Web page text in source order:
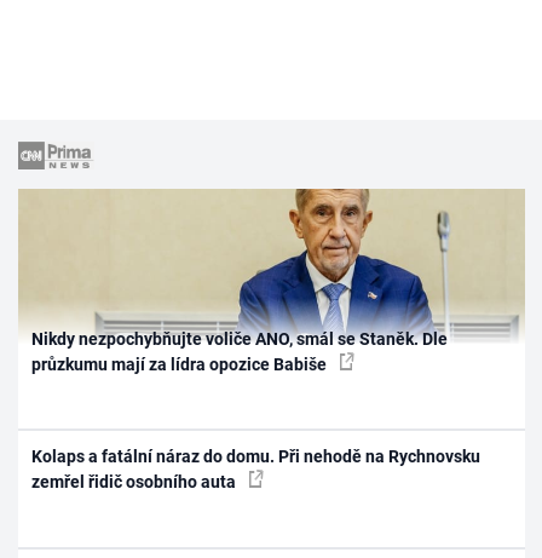
Nikdy nezpochybňujte voliče ANO, smál se Staněk. Dle
průzkumu mají za lídra opozice Babiše
Kolaps a fatální náraz do domu. Při nehodě na Rychnovsku
zemřel řidič osobního auta